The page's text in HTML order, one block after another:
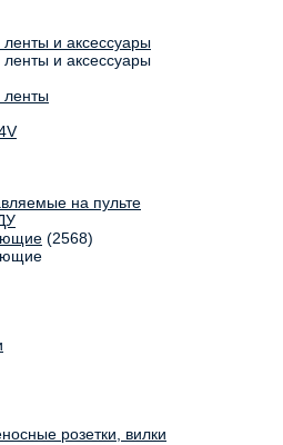
и аксессуары
и аксессуары
ленты
на пульте
(2568)
розетки, вилки